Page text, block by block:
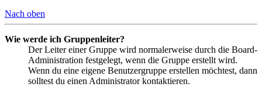
Nach oben
Wie werde ich Gruppenleiter?
Der Leiter einer Gruppe wird normalerweise durch die Board-
Administration festgelegt, wenn die Gruppe erstellt wird.
Wenn du eine eigene Benutzergruppe erstellen möchtest, dann
solltest du einen Administrator kontaktieren.